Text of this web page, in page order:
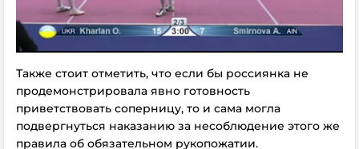
Также стоит отметить, что если бы россиянка не
продемонстрировала явно готовность
приветствовать соперницу, то и сама могла
подвергнуться наказанию за несоблюдение этого же
правила об обязательном рукопожатии.